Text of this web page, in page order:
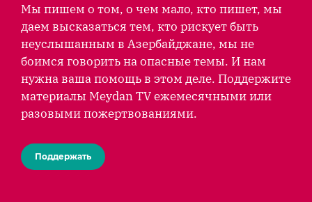
Мы пишем о том, о чем мало, кто пишет, мы
даем высказаться тем, кто рискует быть
неуслышанным в Азербайджане, мы не
боимся говорить на опасные темы. И нам
нужна ваша помощь в этом деле. Поддержите
материалы Meydan TV ежемесячными или
разовыми пожертвованиями.
Поддержать